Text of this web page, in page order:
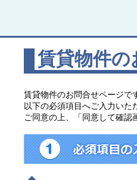
賃貸物件の
賃貸物件のお問合せページで
以下の必須項目へご入力いた
ご同意の上、「同意して確認